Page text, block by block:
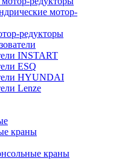
мотор-
редукторы
INSTART
ESQ
HYUNDAI
Lenze
краны
краны